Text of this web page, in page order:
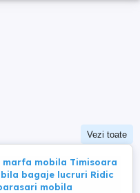
Vezi toate
marfa mobila Timisoara
bagaje lucruri Ridic
mobila